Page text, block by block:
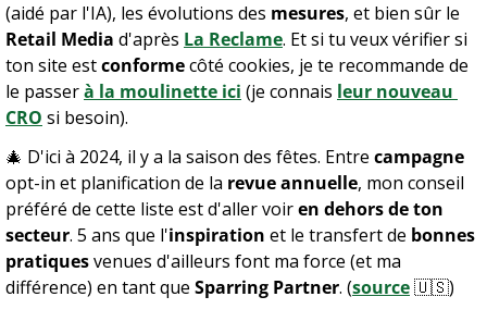
(aidé par l'IA), les évolutions des mesures
Retail Media d'après La Reclame. Et si tu veux vérifier si
ton site est conforme côté cookies, je te recommande de
le passer à la moulinette ici (je connais leur nouveau
CRO si besoin).
🎄 D'ici à 2024, il y a la saison des fêtes. Entre campagne
opt-in et planification de la revue annuelle, mon conseil
préféré de cette liste est d'aller voir en dehors de ton
secteur. 5 ans que l'inspiration et le transfert de bonnes
pratiques venues d'ailleurs font ma force (et ma
différence) en tant que Sparring Partner. (source🇺🇸)